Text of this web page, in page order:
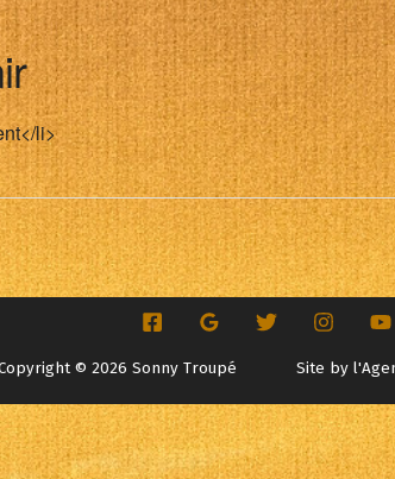
li>
© 2026 Sonny Troupé Site by